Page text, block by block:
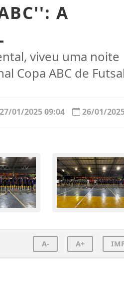
A
viveu uma noite
Copa ABC de
26/01/
27/01/2025 09:04
A- A+